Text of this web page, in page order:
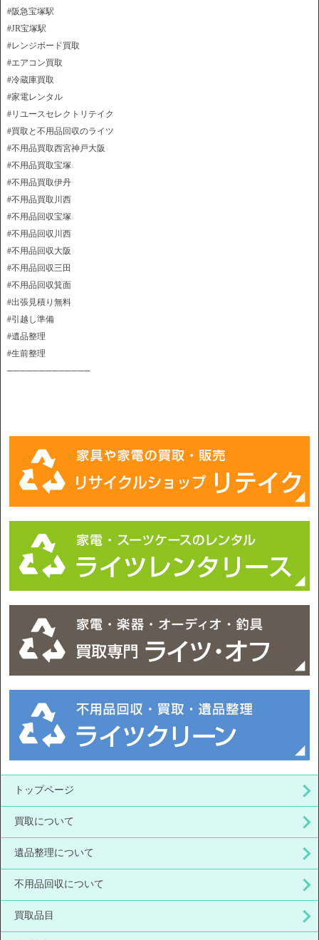
#阪急宝塚駅
#JR宝塚駅
#レンジボード買取
#エアコン買取
#冷蔵庫買取
#家電レンタル
#リユースセレクトリテイク
#買取と不用品回収のライツ
#不用品買取西宮神戸大阪
#不用品買取宝塚
#不用品買取伊丹
#不用品買取川西
#不用品回収宝塚
#不用品回収川西
#不用品回収大阪
#不用品回収三田
#不用品回収箕面
#出張見積り無料
#引越し準備
#遺品整理
#生前整理
─────────────
トップページ
買取について
遺品整理について
不用品回収について
買取品目